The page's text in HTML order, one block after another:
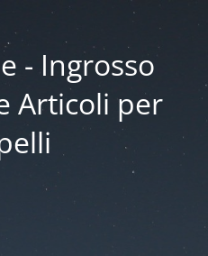
- Ingrosso
Articoli per